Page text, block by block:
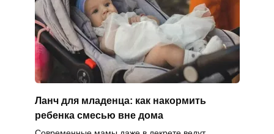
Ланч для младенца: как накормить
ребенка смесью вне дома